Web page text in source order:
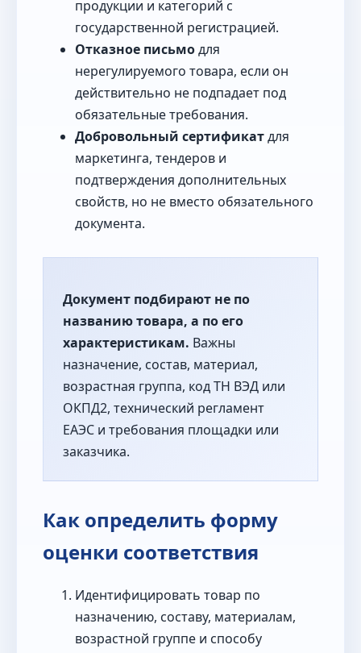
продукции и категорий с
государственной регистрацией.
Отказное письмодля
нерегулируемого товара, если он
действительно не подпадает под
обязательные требования.
Добровольный сертификатдля
маркетинга, тендеров и
подтверждения дополнительных
свойств, но не вместо обязательного
документа.
Документ подбирают не по
названию товара, а по его
характеристикам. Важны
назначение, состав, материал,
возрастная группа, код ТН ВЭД или
ОКПД2, технический регламент
ЕАЭС и требования площадки или
заказчика.
Как определить форму
оценки соответствия
Идентифицировать товар по
назначению, составу, материалам,
возрастной группе и способу